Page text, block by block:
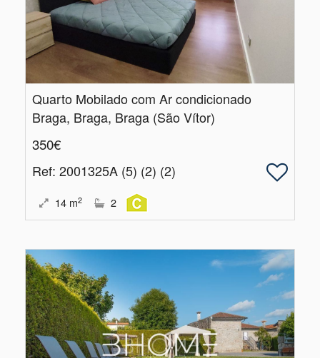
Quarto Mobilado com Ar condicionado
Braga, Braga, Braga (São Vítor)
350€
Ref: 2001325A (5) (2) (2)
14 m2 2